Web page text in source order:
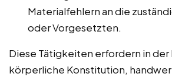
Materialfehlern an die
oder Vorgesetzten.
Diese Tätigkeiten erfordern in der
körperliche Konstitution,